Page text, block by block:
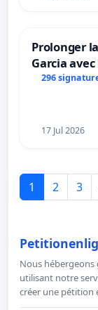
Prolonger
Garcia
296
17 Jul 2026
1 2 3
Nous
utilisant notre
créer une pétition